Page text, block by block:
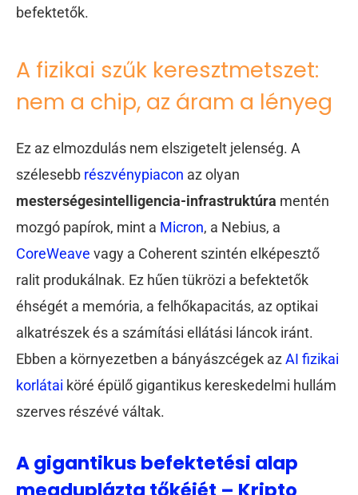
befektetők.
A fizikai szűk keresztmetszet:
nem a chip, az áram a lényeg
Ez az elmozdulás nem elszigetelt jelenség. A
szélesebb részvénypiacon az olyan
mesterségesintelligencia-infrastruktúra mentén
mozgó papírok, mint a Micron, a Nebius, a
CoreWeave vagy a Coherent szintén elképesztő
ralit produkálnak. Ez hűen tükrözi a befektetők
éhségét a memória, a felhőkapacitás, az optikai
alkatrészek és a számítási ellátási láncok iránt.
Ebben a környezetben a bányászcégek az AI fizikai
korlátai köré épülő gigantikus kereskedelmi hullám
szerves részévé váltak.
A gigantikus befektetési alap